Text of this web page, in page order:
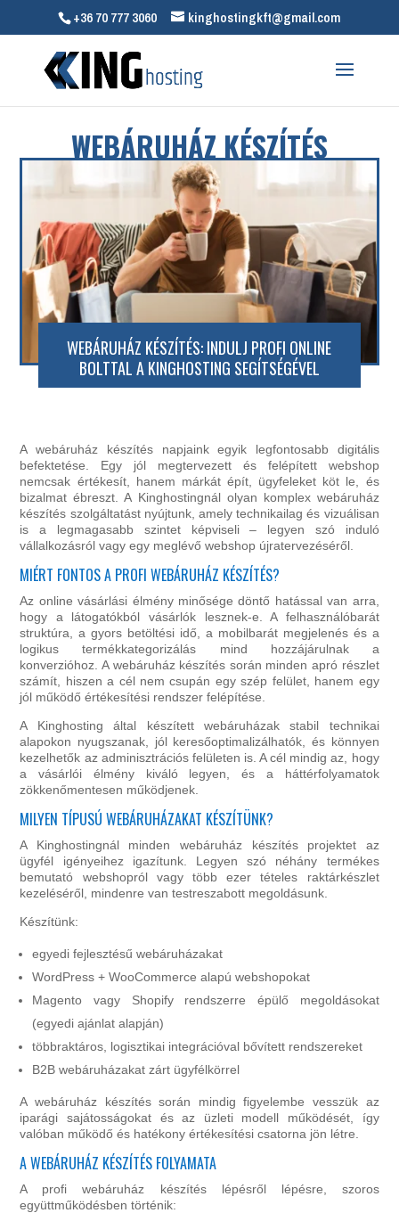
+36 70 777 3060 kinghostingkft@gmail.com
WEBÁRUHÁZ KÉSZÍTÉS
WEBÁRUHÁZ KÉSZÍTÉS: INDULJ PROFI ONLINE
BOLTTAL A KINGHOSTING SEGÍTSÉGÉVEL
A webáruház készítés napjaink egyik legfontosabb digitális
befektetése. Egy jól megtervezett és felépített webshop
nemcsak értékesít, hanem márkát épít, ügyfeleket köt le, és
bizalmat ébreszt. A Kinghostingnál olyan komplex webáruház
készítés szolgáltatást nyújtunk, amely technikailag és vizuálisan
is a legmagasabb szintet képviseli – legyen szó induló
vállalkozásról vagy egy meglévő webshop újratervezéséről.
MIÉRT FONTOS A PROFI WEBÁRUHÁZ KÉSZÍTÉS?
Az online vásárlási élmény minősége döntő hatással van arra,
hogy a látogatókból vásárlók lesznek-e. A felhasználóbarát
struktúra, a gyors betöltési idő, a mobilbarát megjelenés és a
logikus termékkategorizálás mind hozzájárulnak a
konverzióhoz. A webáruház készítés során minden apró részlet
számít, hiszen a cél nem csupán egy szép felület, hanem egy
jól működő értékesítési rendszer felépítése.
A Kinghosting által készített webáruházak stabil technikai
alapokon nyugszanak, jól keresőoptimalizálhatók, és könnyen
kezelhetők az adminisztrációs felületen is. A cél mindig az, hogy
a vásárlói élmény kiváló legyen, és a háttérfolyamatok
zökkenőmentesen működjenek.
MILYEN TÍPUSÚ WEBÁRUHÁZAKAT KÉSZÍTÜNK?
A Kinghostingnál minden webáruház készítés projektet az
ügyfél igényeihez igazítunk. Legyen szó néhány termékes
bemutató webshopról vagy több ezer tételes raktárkészlet
kezeléséről, mindenre van testreszabott megoldásunk.
Készítünk:
egyedi fejlesztésű webáruházakat
WordPress + WooCommerce alapú webshopokat
Magento vagy Shopify rendszerre épülő megoldásokat
(egyedi ajánlat alapján)
többraktáros, logisztikai integrációval bővített rendszereket
B2B webáruházakat zárt ügyfélkörrel
A webáruház készítés során mindig figyelembe vesszük az
iparági sajátosságokat és az üzleti modell működését, így
valóban működő és hatékony értékesítési csatorna jön létre.
A WEBÁRUHÁZ KÉSZÍTÉS FOLYAMATA
A profi webáruház készítés lépésről lépésre, szoros
együttműködésben történik: